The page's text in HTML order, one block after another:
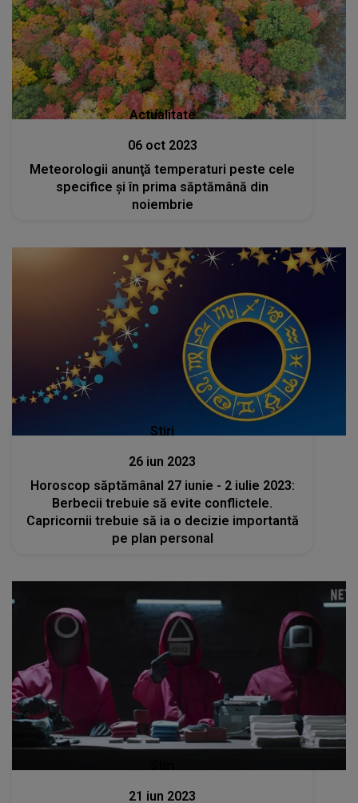
Actualitate
06 oct 2023
Meteorologii anunţă temperaturi peste cele
specifice şi în prima săptămână din
noiembrie
Stiri
26 iun 2023
Horoscop săptămânal 27 iunie - 2 iulie 2023:
Berbecii trebuie să evite conflictele.
Capricornii trebuie să ia o decizie importantă
pe plan personal
21 iun 2023